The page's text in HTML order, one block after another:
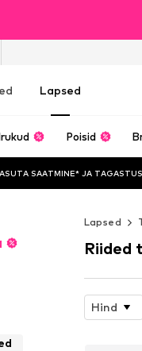
Lapsed
Poisid
SAATMINE* JA TAGASTUS
Lapsed
Riided
Hind